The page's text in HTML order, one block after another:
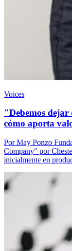
Voices
"Debemos dejar
cómo aporta
Por May Ponzo
Company" por
inicialmente en